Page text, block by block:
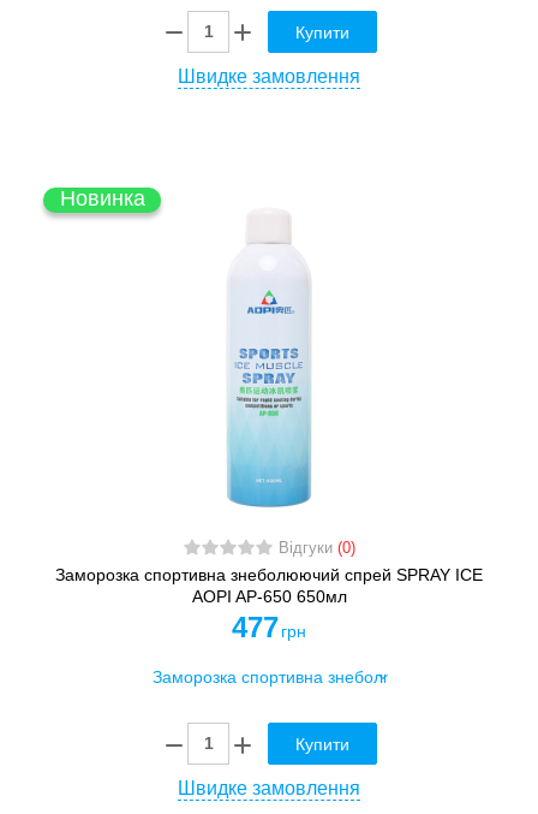
Купити
Швидке замовлення
Новинка
Відгуки (0)
Заморозка спортивна знеболюючий спрей SPRAY ICE
AOPI AP-650 650мл
477 грн
Купити
Швидке замовлення